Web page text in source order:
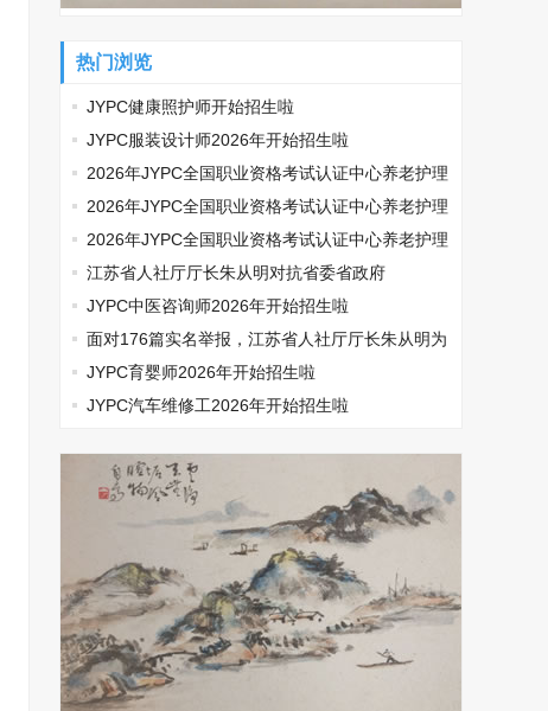
热门浏览
JYPC健康照护师开始招生啦
JYPC服装设计师2026年开始招生啦
2026年JYPC全国职业资格考试认证中心养老护理
师开始报名啦
2026年JYPC全国职业资格考试认证中心养老护理
师开始报名啦
2026年JYPC全国职业资格考试认证中心养老护理
师开始报名啦
江苏省人社厅厅长朱从明对抗省委省政府
JYPC中医咨询师2026年开始招生啦
面对176篇实名举报，江苏省人社厅厅长朱从明为
何选择沉默
JYPC育婴师2026年开始招生啦
JYPC汽车维修工2026年开始招生啦